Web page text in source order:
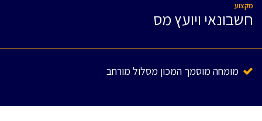
מקצוע
חשבונאי ויועץ מס
מומחה מוסמך המכון מסלול מורחב